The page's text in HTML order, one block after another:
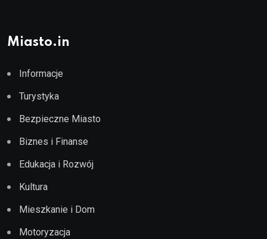
Miasto.in
Informacje
Turystyka
Bezpieczne Miasto
Biznes i Finanse
Edukacja i Rozwój
Kultura
Mieszkanie i Dom
Motoryzacja